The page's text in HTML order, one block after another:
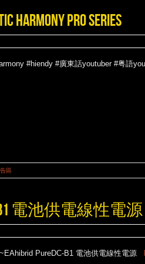
PRO SERIES
#hiendy #廣東話youtuber #粤語
區
B1 電池供電線性電源
PureDC-B1 電池供電線性電源